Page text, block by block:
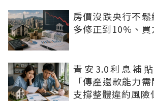
房價沒跌央行不
多修正到10%、買
青安3.0利息補
「傳產還款能力
支撐整體違約風險